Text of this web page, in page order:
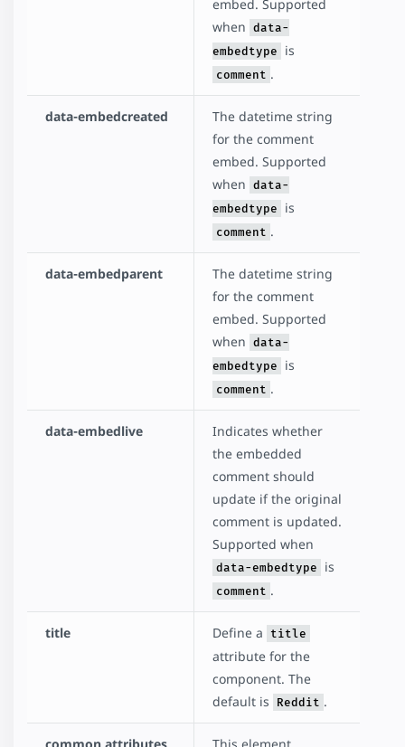
embed. Supported
when data-
embedtype
is
comment .
data-embedcreated
The datetime string
for the comment
embed. Supported
when data-
embedtype
is
comment .
data-embedparent
The datetime string
for the comment
embed. Supported
when data-
embedtype
is
comment .
data-embedlive
Indicates whether
the embedded
comment should
update if the original
comment is updated.
Supported when
data-embedtype is
comment .
title Define a title
attribute for the
component. The
default is
Reddit .